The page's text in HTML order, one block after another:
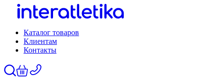
Каталог товаров
Клиентам
Контакты